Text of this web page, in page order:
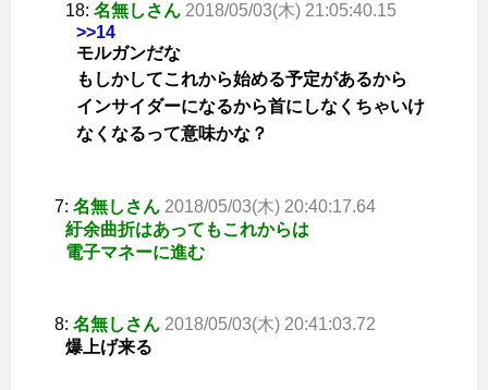
18: 名無しさん 2018/05/03(木) 21:05:40.15
>>14
モルガンだな
もしかしてこれから始める予定があるから
インサイダーになるから首にしなくちゃいけ
なくなるって意味かな？
7: 名無しさん 2018/05/03(木) 20:40:17.64
紆余曲折はあってもこれからは
電子マネーに進む
8: 名無しさん 2018/05/03(木) 20:41:03.72
爆上げ来る